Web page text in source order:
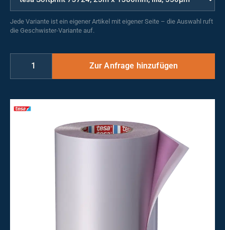
Jede Variante ist ein eigener Artikel mit eigener Seite – die Auswahl ruft
die Geschwister-Variante auf.